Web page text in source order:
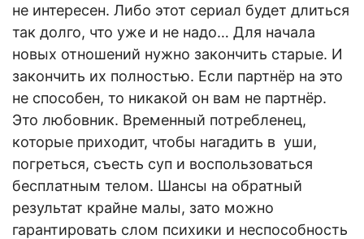
не интересен. Либо этот сериал будет длиться
так долго, что уже и не надо… Для начала
новых отношений нужно закончить старые. И
закончить их полностью. Если партнёр на это
не способен, то никакой он вам не партнёр.
Это любовник. Временный потребленец,
которые приходит, чтобы нагадить в уши,
погреться, съесть суп и воспользоваться
бесплатным телом. Шансы на обратный
результат крайне малы, зато можно
гарантировать слом психики и неспособность